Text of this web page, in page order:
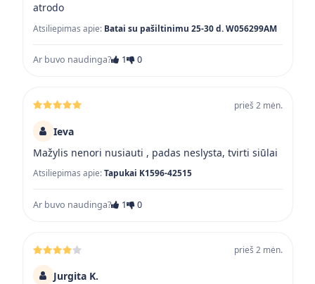
atrodo
Atsiliepimas apie: Batai su pašiltinimu 25-30 d. W056299AM
Ar buvo naudinga? 1 0
prieš 2 mėn.
Ieva
Mažylis nenori nusiauti , padas neslysta, tvirti siūlai
Atsiliepimas apie:Tapukai K1596-42515
Ar buvo naudinga? 1 0
prieš 2 mėn.
Jurgita K.